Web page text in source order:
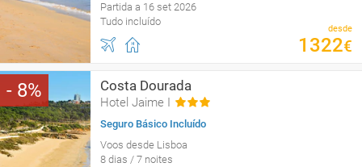
Partida a 16 set 2026
Tudo incluído
desde
1322€
8 Costa Dourada
Hotel Jaime I
Seguro Básico Incluído
Voos desde Lisboa
8 dias / 7 noites